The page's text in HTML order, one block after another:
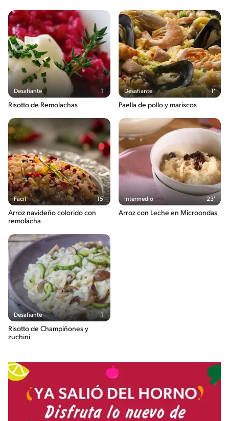
Desafiante 1'
Risotto de Remolachas
Desafiante 1'
Paella de pollo y mariscos
Fácil 15'
Arroz navideño colorido con
remolacha
Intermedio 23'
Arroz con Leche en Microondas
Desafiante 1'
Risotto de Champiñones y
zuchini